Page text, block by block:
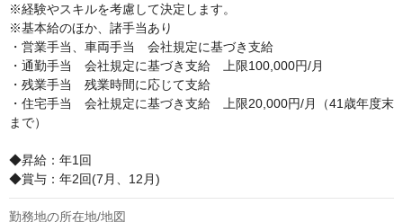
※経験やスキルを考慮して決定します。
※基本給のほか、諸手当あり
・営業手当、車両手当　会社規定に基づき支給
・通勤手当　会社規定に基づき支給　上限100,000円/月
・残業手当　残業時間に応じて支給
・住宅手当　会社規定に基づき支給　上限20,000円/月（41歳年度末
まで）
◆昇給：年1回
◆賞与：年2回(7月、12月)
勤務地の所在地/地図